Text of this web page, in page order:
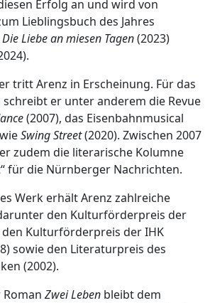
Erfolg an und wird von
Lieblingsbuch des Jahres
Die Liebe an miesen Tagen(2023)
tritt Arenz in Erscheinung. Für das
er unter anderem die Revue
(2007), das Eisenbahnmusical
Swing Street(2020). Zwischen 2007
zudem die literarische Kolumne
für die Nürnberger Nachrichten.
Werk erhält Arenz zahlreiche
den Kulturförderpreis der
den Kulturförderpreis der IHK
sowie den Literaturpreis des
(2002).
Zwei Leben bleibt dem